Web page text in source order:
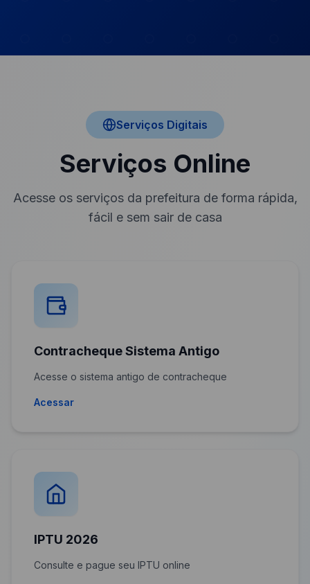
Serviços Digitais
Serviços Online
Acesse os serviços da prefeitura de forma rápida,
fácil e sem sair de casa
Contracheque Sistema Antigo
Acesse o sistema antigo de contracheque
Acessar
IPTU 2026
Consulte e pague seu IPTU online